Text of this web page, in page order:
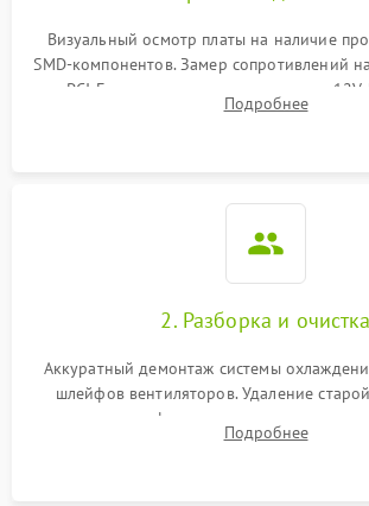
Механические повреждения
Визуальный осмотр платы на наличие
SMD-компонентов. Замер сопротивлений
PCI-E и дополнительных разъемах 12V.
короткое замыкание основных дросселей
Подробнее
2. Разборка и очистка
Аккуратный демонтаж системы
шлейфов вентиляторов. Удаление
кристалла графического чипа и
памяти и зоны VRM. Очистка платы от
Подробнее